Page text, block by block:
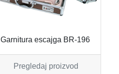
Garnitura escajga BR-196
Pregledaj proizvod